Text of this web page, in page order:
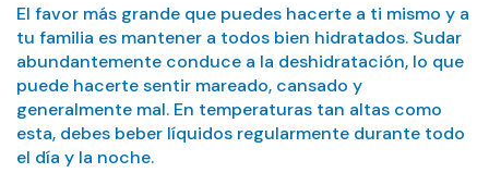
El favor más grande que puedes hacerte a ti mismo y a
tu familia es mantener a todos bien hidratados. Sudar
abundantemente conduce a la deshidratación, lo que
puede hacerte sentir mareado, cansado y
generalmente mal. En temperaturas tan altas como
esta, debes beber líquidos regularmente durante todo
el día y la noche.